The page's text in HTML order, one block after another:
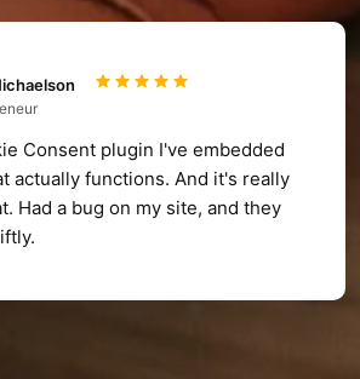
Consent plugin I've embedded
actually functions. And it's really
Had a bug on my site, and they